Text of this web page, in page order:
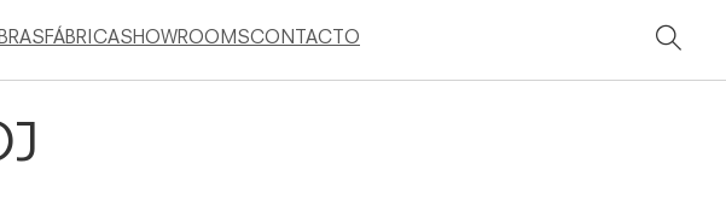
FÁBRICASHOWROOMSCONTACTO